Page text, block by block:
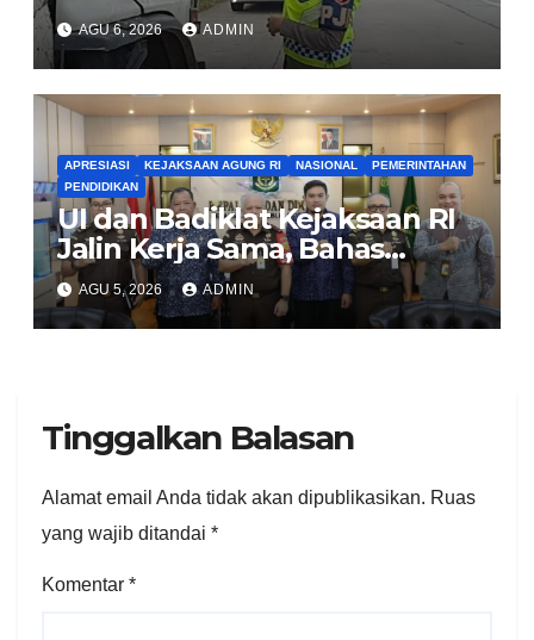
Pengendara Tertib
AGU 6, 2026 ADMIN
APRESIASI KEJAKSAAN AGUNG RI NASIONAL
PEMERINTAHAN
PENDIDIKAN
UI dan Badiklat Kejaksaan RI
Jalin Kerja Sama, Bahas
Pembentukan Pusat Studi
Kajian Kejaksaan
AGU 5, 2026 ADMIN
Tinggalkan Balasan
Alamat email Anda tidak akan dipublikasikan. Ruas
yang wajib ditandai *
Komentar *